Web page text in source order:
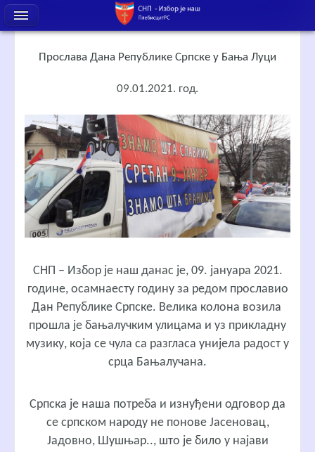
Прослава Дана Републике Српске у Бања Луци
09.01.2021. год.
СНП – Избор је наш данас je, 09. јануара 2021.
године, осамнаесту годину за редом прославио
Дан Републике Српске. Велика колона возила
прошла је бањалучким улицама и уз прикладну
музику, која се чула са разгласа унијела радост у
срца Бањалучана.
Српска је наша потреба и изнуђени одговор да
се српском народу не понове Јасеновац,
Јадовно, Шушњар.., што је било у најави